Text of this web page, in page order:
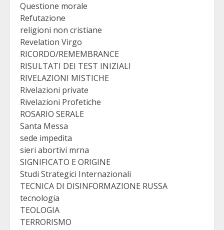
Questione morale
Refutazione
religioni non cristiane
Revelation Virgo
RICORDO/REMEMBRANCE
RISULTATI DEI TEST INIZIALI
RIVELAZIONI MISTICHE
Rivelazioni private
Rivelazioni Profetiche
ROSARIO SERALE
Santa Messa
sede impedita
sieri abortivi mrna
SIGNIFICATO E ORIGINE
Studi Strategici Internazionali
TECNICA DI DISINFORMAZIONE RUSSA
tecnologia
TEOLOGIA
TERRORISMO